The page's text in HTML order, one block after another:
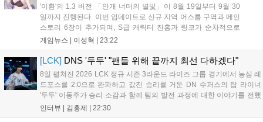
'이환'의 1.3 버전 「안개 너머의 별빛」이 8월 19일부터 9월 30
일까지 진행된다. 이번 업데이트로 신규 지역 어스름 구역과 메인
스토리 6장이 추가되며, S급 캐릭터 잔홍과 링코가 순차적으로
등장한다. 여름 시즌을 맞아 비치발리볼, 수상 오토바이 등 다채
의성도 강화된다. 8월 11일까지 사용 가능한 교환 코드 3종이 제
게임뉴스 | 이성혁 | 23:22
[LCK] DNS '두두' "팬들 위해 끝까지 최선 다하겠다"
8일 펼쳐진 2026 LCK 정규 시즌 3라운드 라이즈 그룹 경기에서 농심 레
드포스를 2:0으로 완파하고 값진 승리를 거둔 DN 수퍼스의 탑 라이너
'두두' 이동주가 승리 소감과 함께 팀의 발전 과정에 대한 이야기를 전했
다. 먼저 오랜만의 2:0 완승에 대해 '두두'는 "진짜 오랜만에 거둔 2:0 승
인터뷰 | 김홍제 | 22:30